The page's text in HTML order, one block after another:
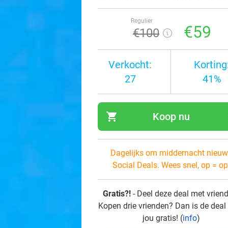
Regulier
€100 €59
Verkocht:
27
41%
shopping_cart Koop nu
Dagelijks om middernacht
Social Deals. Wees snel, op =
Gratis?! - Deel deze deal met
Kopen drie vrienden? Dan is de
jou gratis! (info)